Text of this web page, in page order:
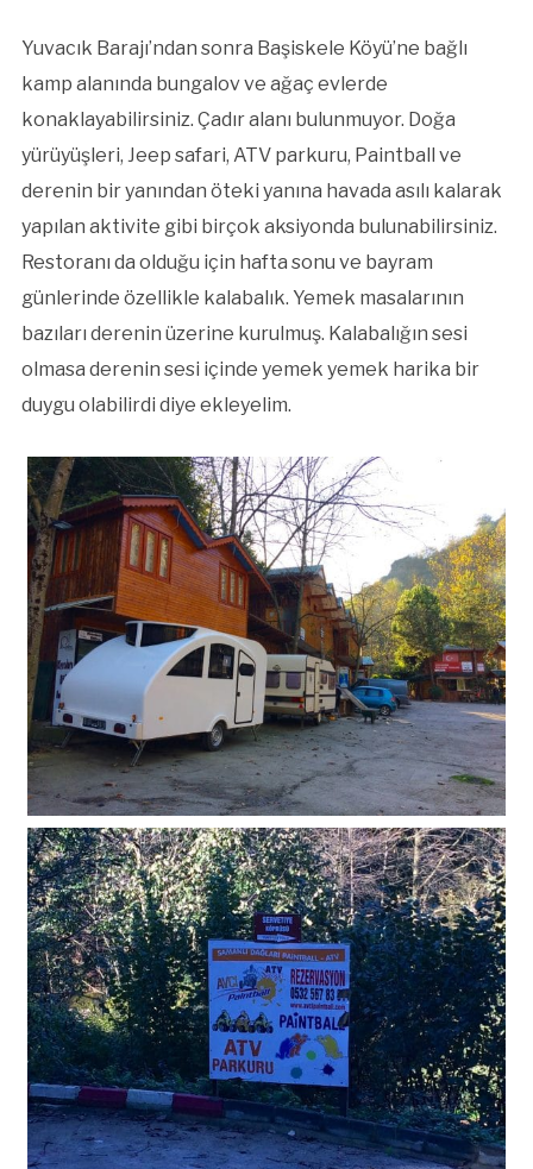
Yuvacık Barajı’ndan sonra Başiskele Köyü’ne bağlı
kamp alanında bungalov ve ağaç evlerde
konaklayabilirsiniz. Çadır alanı bulunmuyor. Doğa
yürüyüşleri, Jeep safari, ATV parkuru, Paintball ve
derenin bir yanından öteki yanına havada asılı kalarak
yapılan aktivite gibi birçok aksiyonda bulunabilirsiniz.
Restoranı da olduğu için hafta sonu ve bayram
günlerinde özellikle kalabalık. Yemek masalarının
bazıları derenin üzerine kurulmuş. Kalabalığın sesi
olmasa derenin sesi içinde yemek yemek harika bir
duygu olabilirdi diye ekleyelim.